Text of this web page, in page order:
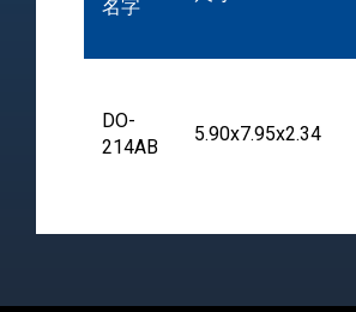
名字
DO-
214AB
5.90x7.95x2.34